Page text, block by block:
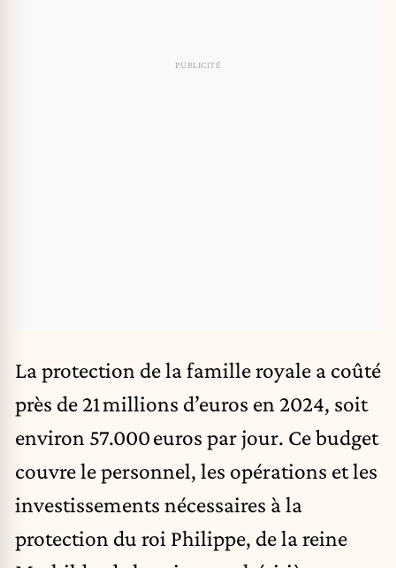
La protection de la famille royale a coûté
près de 21 millions d’euros en 2024, soit
environ 57.000 euros par jour. Ce budget
couvre le personnel, les opérations et les
investissements nécessaires à la
protection du roi Philippe, de la reine